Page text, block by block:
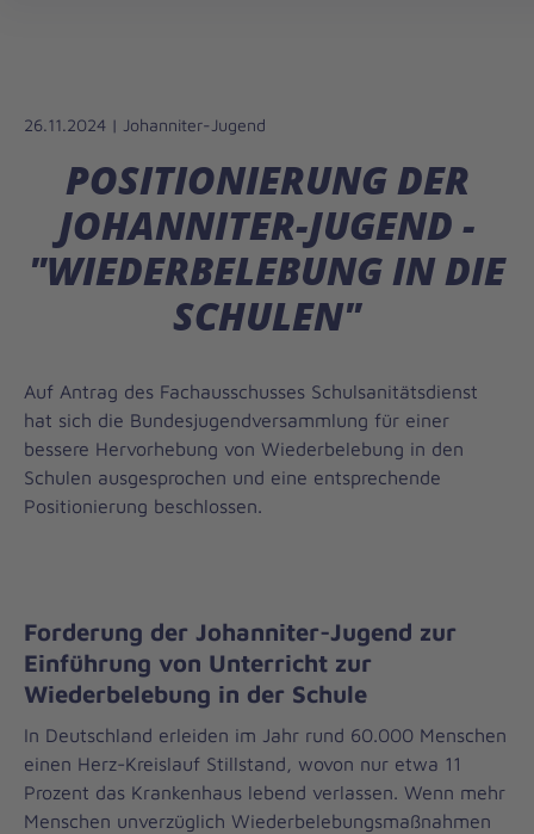
26.11.2024 | Johanniter-Jugend
POSITIONIERUNG DER
JOHANNITER-JUGEND -
"WIEDERBELEBUNG IN DIE
SCHULEN"
Auf Antrag des Fachausschusses Schulsanitätsdienst
hat sich die Bundesjugendversammlung für einer
bessere Hervorhebung von Wiederbelebung in den
Schulen ausgesprochen und eine entsprechende
Positionierung beschlossen.
Forderung der Johanniter-Jugend zur
Einführung von Unterricht zur
Wiederbelebung in der Schule
In Deutschland erleiden im Jahr rund 60.000 Menschen
einen Herz-Kreislauf Stillstand, wovon nur etwa 11
Prozent das Krankenhaus lebend verlassen. Wenn mehr
Menschen unverzüglich Wiederbelebungsmaßnahmen